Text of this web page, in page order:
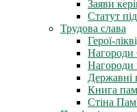
Заяви
Статут
Трудова слава
Герої-
Нагороди
Державні
Книга
Стіна